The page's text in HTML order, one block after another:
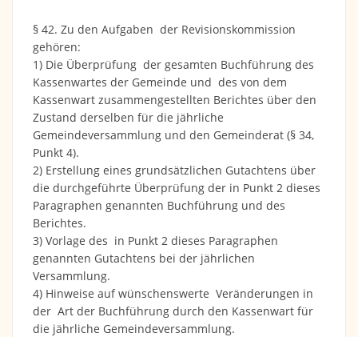
§ 42. Zu den Aufgaben der Revisionskommission
gehören:
1) Die Überprüfung der gesamten Buchführung des
Kassenwartes der Gemeinde und des von dem
Kassenwart zusammengestellten Berichtes über den
Zustand derselben für die jährliche
Gemeindeversammlung und den Gemeinderat (§ 34,
Punkt 4).
2) Erstellung eines grundsätzlichen Gutachtens über
die durchgeführte Überprüfung der in Punkt 2 dieses
Paragraphen genannten Buchführung und des
Berichtes.
3) Vorlage des in Punkt 2 dieses Paragraphen
genannten Gutachtens bei der jährlichen
Versammlung.
4) Hinweise auf wünschenswerte Veränderungen in
der Art der Buchführung durch den Kassenwart für
die jährliche Gemeindeversammlung.